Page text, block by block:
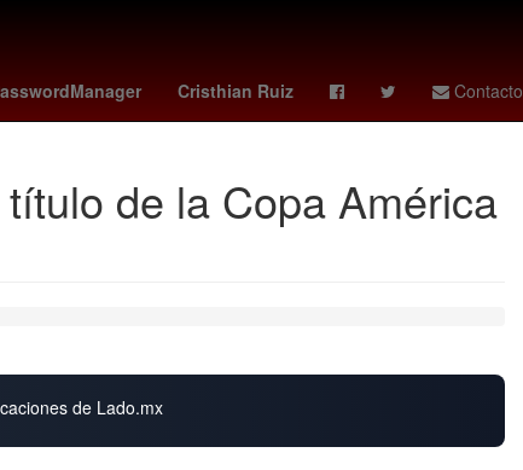
Cristhian Ruiz Contacto
curry Deadpool botafogo vs 26 de julio
de la Copa América
de Lado.mx